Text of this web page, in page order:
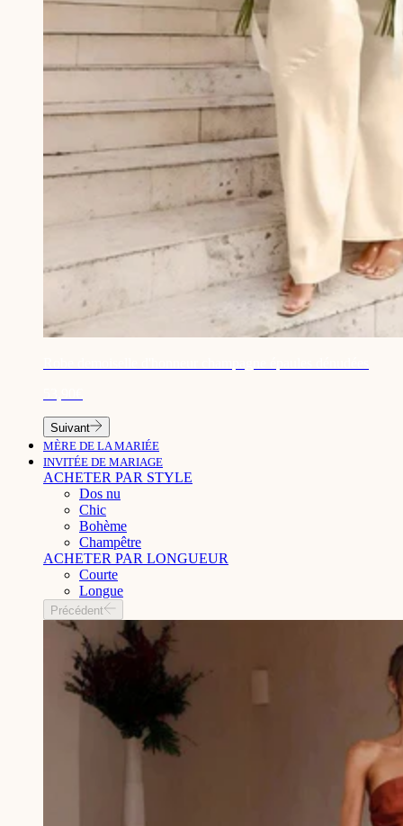
Suivant
MÈRE DE LA MARIÉE
INVITÉE DE MARIAGE
ACHETER PAR STYLE
Dos nu
Chic
Bohème
Champêtre
ACHETER PAR LONGUEUR
Courte
Longue
Précédent